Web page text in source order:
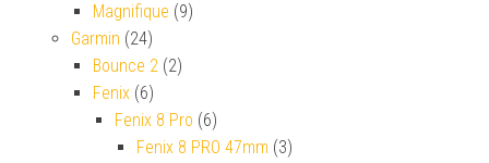
Magnifique (9)
Garmin (24)
Bounce 2 (2)
Fenix (6)
Fenix 8 Pro (6)
Fenix 8 PRO 47mm (3)